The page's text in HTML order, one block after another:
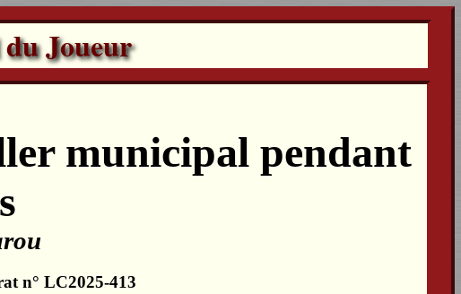
du Joueur
municipal pendant
n° LC2025-413